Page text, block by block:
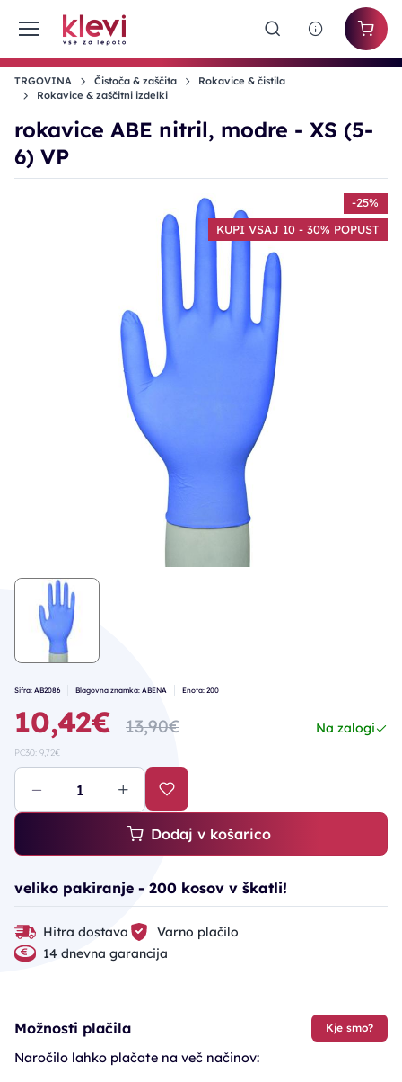
TRGOVINA Čistoča & zaščita
Rokavice & čistila
Rokavice & zaščitni izdelki
rokavice ABE nitril, modre - XS (5-
6) VP
-25%
KUPI VSAJ 10 - 30% POPUST
Šifra: AB2086 Blagovna znamka: ABENA Enota: 200
10,42€ 13,90€ Na zalogi
PC30: 9,72€
Dodaj v košarico
veliko pakiranje - 200 kosov v škatli!
Hitra dostava
Varno plačilo
14 dnevna garancija
Možnosti plačila Kje smo?
Naročilo lahko plačate na več načinov: